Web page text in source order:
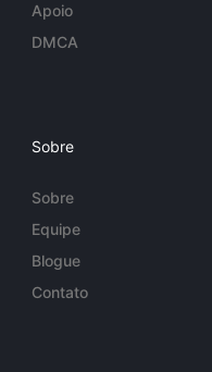
Apoio
DMCA
Sobre
Sobre
Equipe
Blogue
Contato